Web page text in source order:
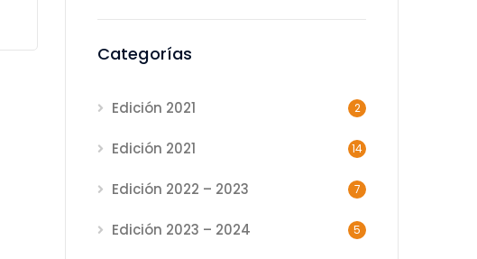
Categorías
Edición 2021 2
Edición 2021 14
Edición 2022 – 2023 7
Edición 2023 – 2024 5